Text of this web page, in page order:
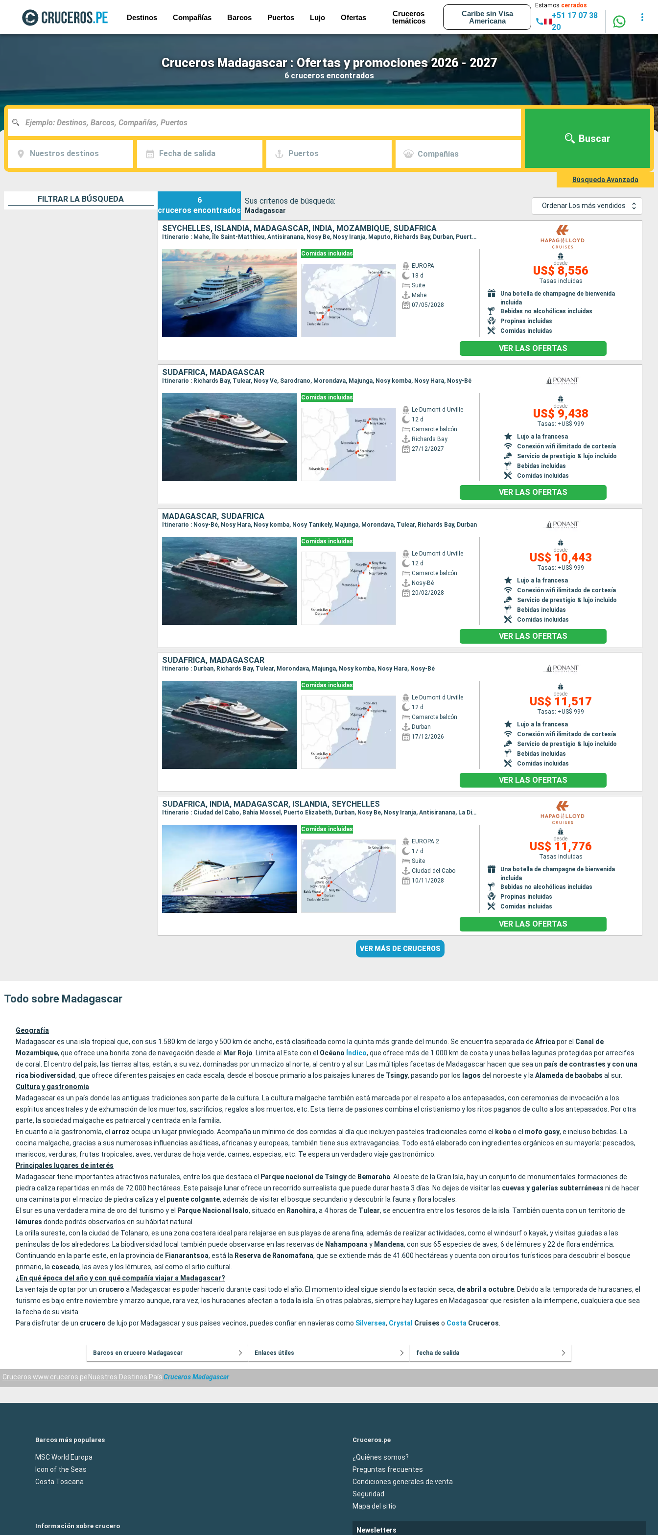
Destinos Compañías Barcos Puertos Lujo Ofertas
Cruceros
temáticos
Caribe sin Visa
Americana
Estamos cerrados
+51 17 07 38
20
Cruceros Madagascar : Ofertas y promociones 2026 - 2027
6 cruceros encontrados
Nuestros destinos Fecha de salida Puertos Compañías
Buscar
Búsqueda Avanzada
FILTRAR LA BÚSQUEDA
6
cruceros encontrados
Sus criterios de búsqueda:
Madagascar
Ordenar Los más vendidos
SEYCHELLES, ISLANDIA, MADAGASCAR, INDIA, MOZAMBIQUE, SUDAFRICA
Itinerario : Mahe, Île Saint-Matthieu, Antisiranana, Nosy Be, Nosy Iranja, Maputo, Richards Bay, Durban, Puerto Elizabeth, Ciudad del Cabo
Comidas incluidas
EUROPA
18 d
Suite
Mahe
07/05/2028
desde
US$ 8,556
Tasas incluidas
Una botella de champagne de bienvenida
incluida
Bebidas no alcohólicas incluidas
Propinas incluidas
Comidas incluidas
VER LAS OFERTAS
SUDAFRICA, MADAGASCAR
Itinerario : Richards Bay, Tulear, Nosy Ve, Sarodrano, Morondava, Majunga, Nosy komba, Nosy Hara, Nosy-Bé
Comidas incluidas
Le Dumont d Urville
12 d
Camarote balcón
Richards Bay
27/12/2027
desde
US$ 9,438
Tasas: +US$ 999
Lujo a la francesa
Conexión wifi ilimitado de cortesía
Servicio de prestigio & lujo incluido
Bebidas incluidas
Comidas incluidas
VER LAS OFERTAS
MADAGASCAR, SUDAFRICA
Itinerario : Nosy-Bé, Nosy Hara, Nosy komba, Nosy Tanikely, Majunga, Morondava, Tulear, Richards Bay, Durban
Comidas incluidas
Le Dumont d Urville
12 d
Camarote balcón
Nosy-Bé
20/02/2028
desde
US$ 10,443
Tasas: +US$ 999
Lujo a la francesa
Conexión wifi ilimitado de cortesía
Servicio de prestigio & lujo incluido
Bebidas incluidas
Comidas incluidas
VER LAS OFERTAS
SUDAFRICA, MADAGASCAR
Itinerario : Durban, Richards Bay, Tulear, Morondava, Majunga, Nosy komba, Nosy Hara, Nosy-Bé
Comidas incluidas
Le Dumont d Urville
12 d
Camarote balcón
Durban
17/12/2026
desde
US$ 11,517
Tasas: +US$ 999
Lujo a la francesa
Conexión wifi ilimitado de cortesía
Servicio de prestigio & lujo incluido
Bebidas incluidas
Comidas incluidas
VER LAS OFERTAS
SUDAFRICA, INDIA, MADAGASCAR, ISLANDIA, SEYCHELLES
Itinerario : Ciudad del Cabo, Bahía Mossel, Puerto Elizabeth, Durban, Nosy Be, Nosy Iranja, Antisiranana, La Digue, Île Saint-Matthieu, Victoria - SC
Comidas incluidas
EUROPA 2
17 d
Suite
Ciudad del Cabo
10/11/2028
desde
US$ 11,776
Tasas incluidas
Una botella de champagne de bienvenida
incluida
Bebidas no alcohólicas incluidas
Propinas incluidas
Comidas incluidas
VER LAS OFERTAS
VER MÁS DE CRUCEROS
Todo sobre Madagascar
Geografía
Madagascar es una isla tropical que, con sus 1.580 km de largo y 500 km de ancho, está clasificada como la quinta más grande del mundo. Se encuentra separada de África por el Canal de
Mozambique, que ofrece una bonita zona de navegación desde el Mar Rojo . Limita al Este con el Océano Índico, que ofrece más de 1.000 km de costa y unas bellas lagunas protegidas por arrecifes
de coral. El centro del país, las tierras altas, están, a su vez, dominadas por un macizo al norte, al centro y al sur. Las múltiples facetas de Madagascar hacen que sea un país de contrastes y con una
rica biodiversidad, que ofrece diferentes paisajes en cada escala, desde el bosque primario a los paisajes lunares de Tsingy, pasando por los lagos del noroeste y la Alameda de baobabs al sur.
Cultura y gastronomía
Madagascar es un país donde las antiguas tradiciones son parte de la cultura. La cultura malgache también está marcada por el respeto a los antepasados, con ceremonias de invocación a los
espíritus ancestrales y de exhumación de los muertos, sacrificios, regalos a los muertos, etc. Esta tierra de pasiones combina el cristianismo y los ritos paganos de culto a los antepasados. Por otra
parte, la sociedad malgache es patriarcal y centrada en la familia.
En cuanto a la gastronomía, el arroz ocupa un lugar privilegiado. Acompaña un mínimo de dos comidas al día que incluyen pasteles tradicionales como el koba o el mofo gasy, e incluso bebidas. La
cocina malgache, gracias a sus numerosas influencias asiáticas, africanas y europeas, también tiene sus extravagancias. Todo está elaborado con ingredientes orgánicos en su mayoría: pescados,
mariscos, verduras, frutas tropicales, aves, verduras de hoja verde, carnes, especias, etc. Te espera un verdadero viaje gastronómico.
Principales lugares de interés
Madagascar tiene importantes atractivos naturales, entre los que destaca el
Parque nacional de Tsingyde Bemaraha . Al oeste de la Gran Isla, hay un conjunto de monumentales formaciones de
piedra caliza repartidas en más de 72.000 hectáreas. Este paisaje lunar ofrece un recorrido surrealista que puede durar hasta 3 días. No dejes de visitar las cuevas y galerías subterráneas ni de hacer
una caminata por el macizo de piedra caliza y el puente colgante, además de visitar el bosque secundario y descubrir la fauna y flora locales.
El sur es una verdadera mina de oro del turismo y el
Parque Nacional Isalo, situado en Ranohira, a 4 horas de Tulear, se encuentra entre los tesoros de la isla. También cuenta con un territorio de
lémures donde podrás observarlos en su hábitat natural.
La orilla sureste, con la ciudad de Tolanaro, es una zona costera ideal para relajarse en sus playas de arena fina, además de realizar actividades, como el windsurf o kayak, y visitas guiadas a las
penínsulas de los alrededores. La biodiversidad local también puede observarse en las reservas de Nahampoana y Mandena, con sus 65 especies de aves, 6 de lémures y 22 de flora endémica.
Continuando en la parte este, en la provincia de Fianarantsoa, está la Reserva de Ranomafana, que se extiende más de 41.600 hectáreas y cuenta con circuitos turísticos para descubrir el bosque
primario, la cascada, las aves y los lémures, así como el sitio cultural.
¿En qué época del año y con qué compañía viajar a Madagascar?
La ventaja de optar por un crucero a Madagascar es poder hacerlo durante casi todo el año. El momento ideal sigue siendo la estación seca, de abril a octubre . Debido a la temporada de huracanes, el
turismo es bajo entre noviembre y marzo aunque, rara vez, los huracanes afectan a toda la isla. En otras palabras, siempre hay lugares en Madagascar que resisten a la intemperie, cualquiera que sea
la fecha de su visita.
Para disfrutar de un crucero de lujo por Madagascar y sus países vecinos, puedes confiar en navieras como Silversea, Crystal Cruises o Costa Cruceros
Barcos en crucero Madagascar Enlaces útiles fecha de salida
Cruceros www.cruceros.pe Nuestros Destinos PaísCruceros Madagascar
Barcos más populares
MSC World Europa
Icon of the Seas
Costa Toscana
Cruceros.pe
¿Quiénes somos?
Preguntas frecuentes
Condiciones generales de venta
Seguridad
Mapa del sitio
Información sobre crucero
Newsletters